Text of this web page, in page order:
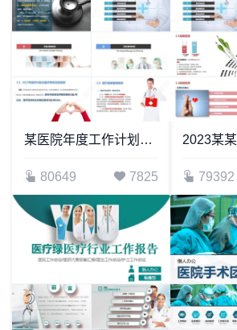
某医院年度工作计划总结通用PPT模板
80649 7825 79392